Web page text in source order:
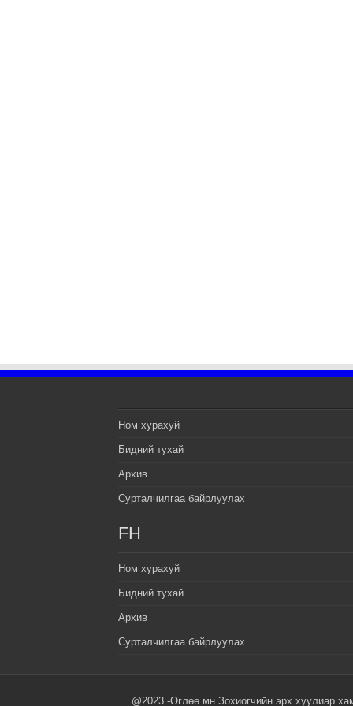
Ном хурахуй
Бидний тухай
Архив
Сурталчилгаа байрлуулах
FH
Ном хурахуй
Бидний тухай
Архив
Сурталчилгаа байрлуулах
@2023 -Өглөө.мн Зохиогчийн эрх хуулиар